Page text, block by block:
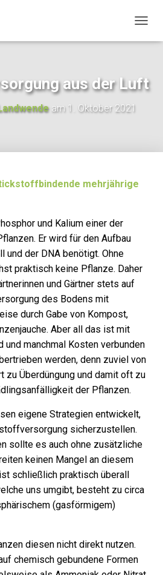
A
G
A
aus der Luft
am 1. Oktober 2021
mehrjährige
und Kalium einer der
Er wird für den Aufbau
und der DNA benötigt. Ohne
praktisch keine Pflanze. Daher
und Gärtner stets auf
des Bodens mit
durch Gabe von Kompost,
Aber all das ist mit
und manchmal Kosten verbunden
werden, denn zuviel von
zu Überdüngung und damit oft zu
der Pflanzen.
eigene Strategien entwickelt,
sicherzustellen.
sollte es auch ohne zusätzliche
keinen Mangel an diesem
schließlich praktisch überall
uns umgibt, besteht zu circa
(gasförmigem)
diesen nicht direkt nutzen.
chemisch gebundene Formen